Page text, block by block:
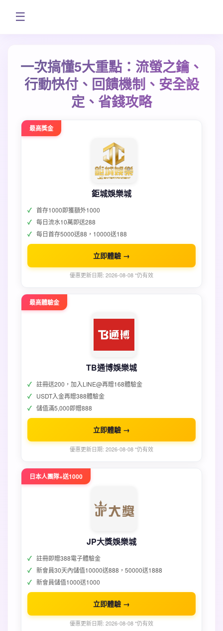
☰
一次搞懂5大重點：流螢之鑰、
行動快付、回饋機制、安全設
定、省錢攻略
最高獎金
鉅城娛樂城
首存1000即獲額外1000
每日流水10萬即送288
每日首存5000送88，10000送188
立即體驗 →
優惠更新日期: 2026-08-08 *仍有效
最高體驗金
TB通博娛樂城
註冊送200，加入LINE@再贈168體驗金
USDT入金再贈388體驗金
儲值滿5,000即贈888
立即體驗 →
優惠更新日期: 2026-08-08 *仍有效
日本人團隊+送1000
JP大獎娛樂城
註冊即贈388電子體驗金
新會員30天內儲值10000送888，50000送1888
新會員儲值1000送1000
立即體驗 →
優惠更新日期: 2026-08-08 *仍有效